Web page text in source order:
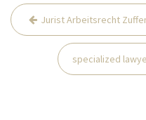
Beitrags-
Navigation
Jurist Arbeitsrecht
specialized